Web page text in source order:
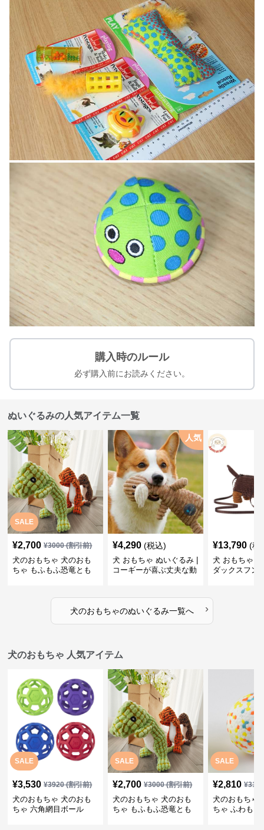
購入時のルール
必ず購入前にお読みください。
ぬいぐるみの人気アイテム一覧
SALE
¥2,700 ¥3000(割引前)
犬のおもちゃ 犬のおも
ちゃ もふもふ恐竜とも
人気
¥4,290 (税込)
犬 おもちゃ ぬいぐるみ |
コーギーが喜ぶ丈夫な動
¥13,790 (税
犬 おもちゃ
ダックスフン
犬のおもちゃのぬいぐるみ一覧へ ›
犬のおもちゃ 人気アイテム
SALE
¥3,530 ¥3920(割引前)
犬のおもちゃ 犬のおも
ちゃ 六角網目ボール
SALE
¥2,700 ¥3000(割引前)
犬のおもちゃ 犬のおも
ちゃ もふもふ恐竜とも
SALE
¥2,810 ¥
犬のおもちゃ
ちゃ ふわもこ